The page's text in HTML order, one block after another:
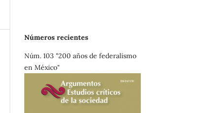
Números recientes
Núm. 103 "200 años de federalismo
en México"